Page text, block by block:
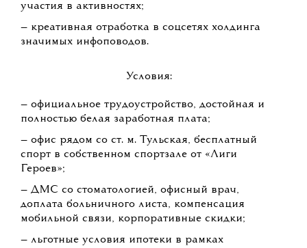
участия в активностях;
— креативная отработка в соцсетях холдинга
значимых инфоповодов.
Условия:
— официальное трудоустройство, достойная и
полностью белая заработная плата;
— офис рядом со ст. м. Тульская, бесплатный
спорт в собственном спортзале от «Лиги
Героев»;
— ДМС со стоматологией, офисный врач,
доплата больничного листа, компенсация
мобильной связи, корпоративные скидки;
— льготные условия ипотеки в рамках